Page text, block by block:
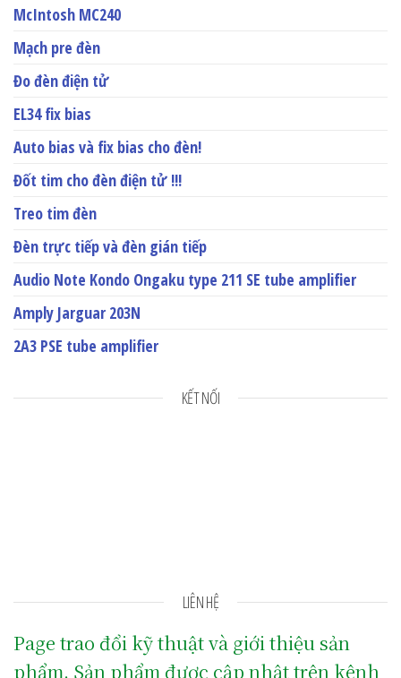
McIntosh MC240
Mạch pre đèn
Đo đèn điện tử
EL34 fix bias
Auto bias và fix bias cho đèn!
Đốt tim cho đèn điện tử !!!
Treo tim đèn
Đèn trực tiếp và đèn gián tiếp
Audio Note Kondo Ongaku type 211 SE tube amplifier
Amply Jarguar 203N
2A3 PSE tube amplifier
KẾT NỐI
LIÊN HỆ
Page trao đổi kỹ thuật và giới thiệu sản
phẩm. Sản phẩm được cập nhật trên kênh